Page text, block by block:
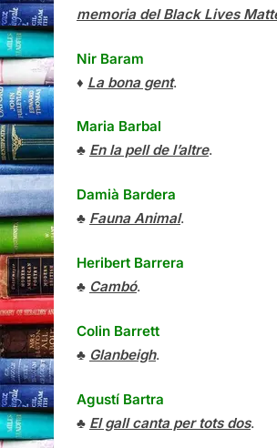
memoria del Black Lives
Nir Baram
♦ La bona gent.
Maria Barbal
♣ En la pell de l’altre.
Damià Bardera
♣ Fauna Animal.
Heribert Barrera
♣ Cambó.
Colin Barrett
♣ Glanbeigh.
Agustí Bartra
♣ El gall canta per tots dos.